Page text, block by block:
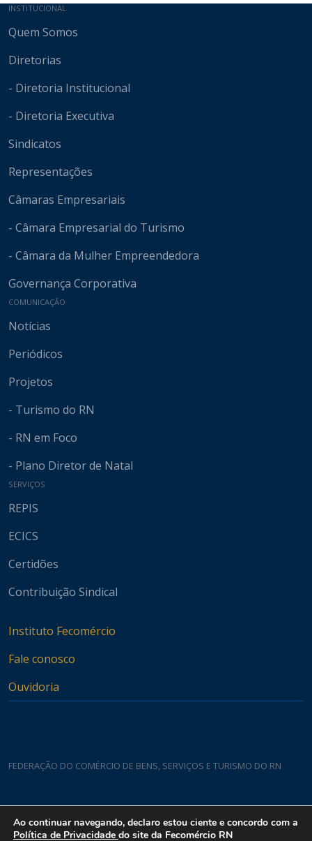
Mapa do site
INSTITUCIONAL
Quem Somos
Diretorias
- Diretoria Institucional
- Diretoria Executiva
Sindicatos
Representações
Câmaras Empresariais
- Câmara Empresarial do Turismo
- Câmara da Mulher Empreendedora
Governança Corporativa
COMUNICAÇÃO
Notícias
Periódicos
Projetos
- Turismo do RN
- RN em Foco
- Plano Diretor de Natal
SERVIÇOS
REPIS
ECICS
Certidões
Contribuição Sindical
Instituto Fecomércio
Fale conosco
Ouvidoria
FEDERAÇÃO DO COMÉRCIO DE BENS, SERVIÇOS E TURISMO DO RN
Rua Padre João Damasceno, 1935 - Lagoa Nova CEP 59075-760
Ao continuar navegando, declaro estou ciente e concordo com a
Política de Privacidade do site da Fecomércio RN